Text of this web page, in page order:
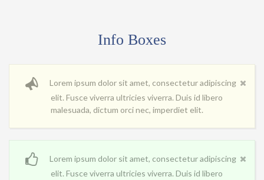
Info Boxes
Lorem ipsum dolor sit amet, consectetur adipiscing
elit. Fusce viverra ultricies viverra. Duis id libero
malesuada, dictum orci nec, imperdiet elit.
Lorem ipsum dolor sit amet, consectetur adipiscing
elit. Fusce viverra ultricies viverra. Duis id libero